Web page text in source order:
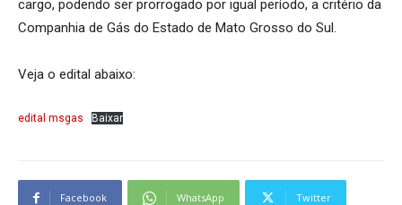
cargo, podendo ser prorrogado por igual período, a critério da
Companhia de Gás do Estado de Mato Grosso do Sul.
Veja o edital abaixo:
edital msgas Baixar
Facebook WhatsApp Twitter